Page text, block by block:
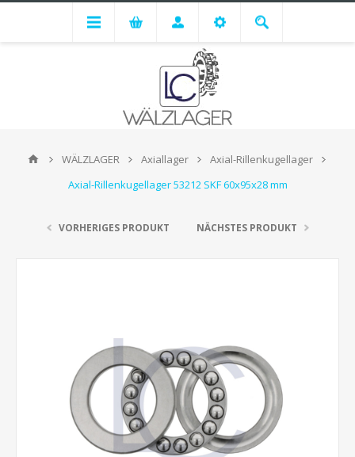
WÄLZLAGER Axiallager
Axial-Rillenkugellager
Axial-Rillenkugellager 53212 SKF 60x95x28 mm
VORHERIGES PRODUKT NÄCHSTES PRODUKT